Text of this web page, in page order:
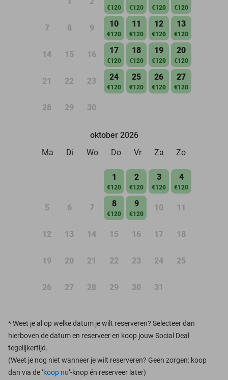
€120 €120 €120 €120
7 8 9 10
€120
11
€120
12
€120
13
€120
14 15 16 17
€120
18
€120
19
€120
20
€120
21 22 23 24
€120
25
€120
26
€120
27
€120
28 29 30
oktober 2026
Ma
Di Wo Do Vr Za Zo
1
€120
2
€120
3
€120
4
€120
5 6 7 8
€120
9
€120
10 11
12 13 14 15 16 17 18
19 20 21 22 23 24 25
26 27 28 29 30 31
*Weet je al op welke datum je wilt reserveren? Selecteer dan
hierboven de datum en reserveer en koop jouw Social Deal
tegelijkertijd.
(Weet je nog niet wanneer je wilt reserveren? Geen zorgen: koop
dan via de ‘koop nu’-knop én reserveer later)